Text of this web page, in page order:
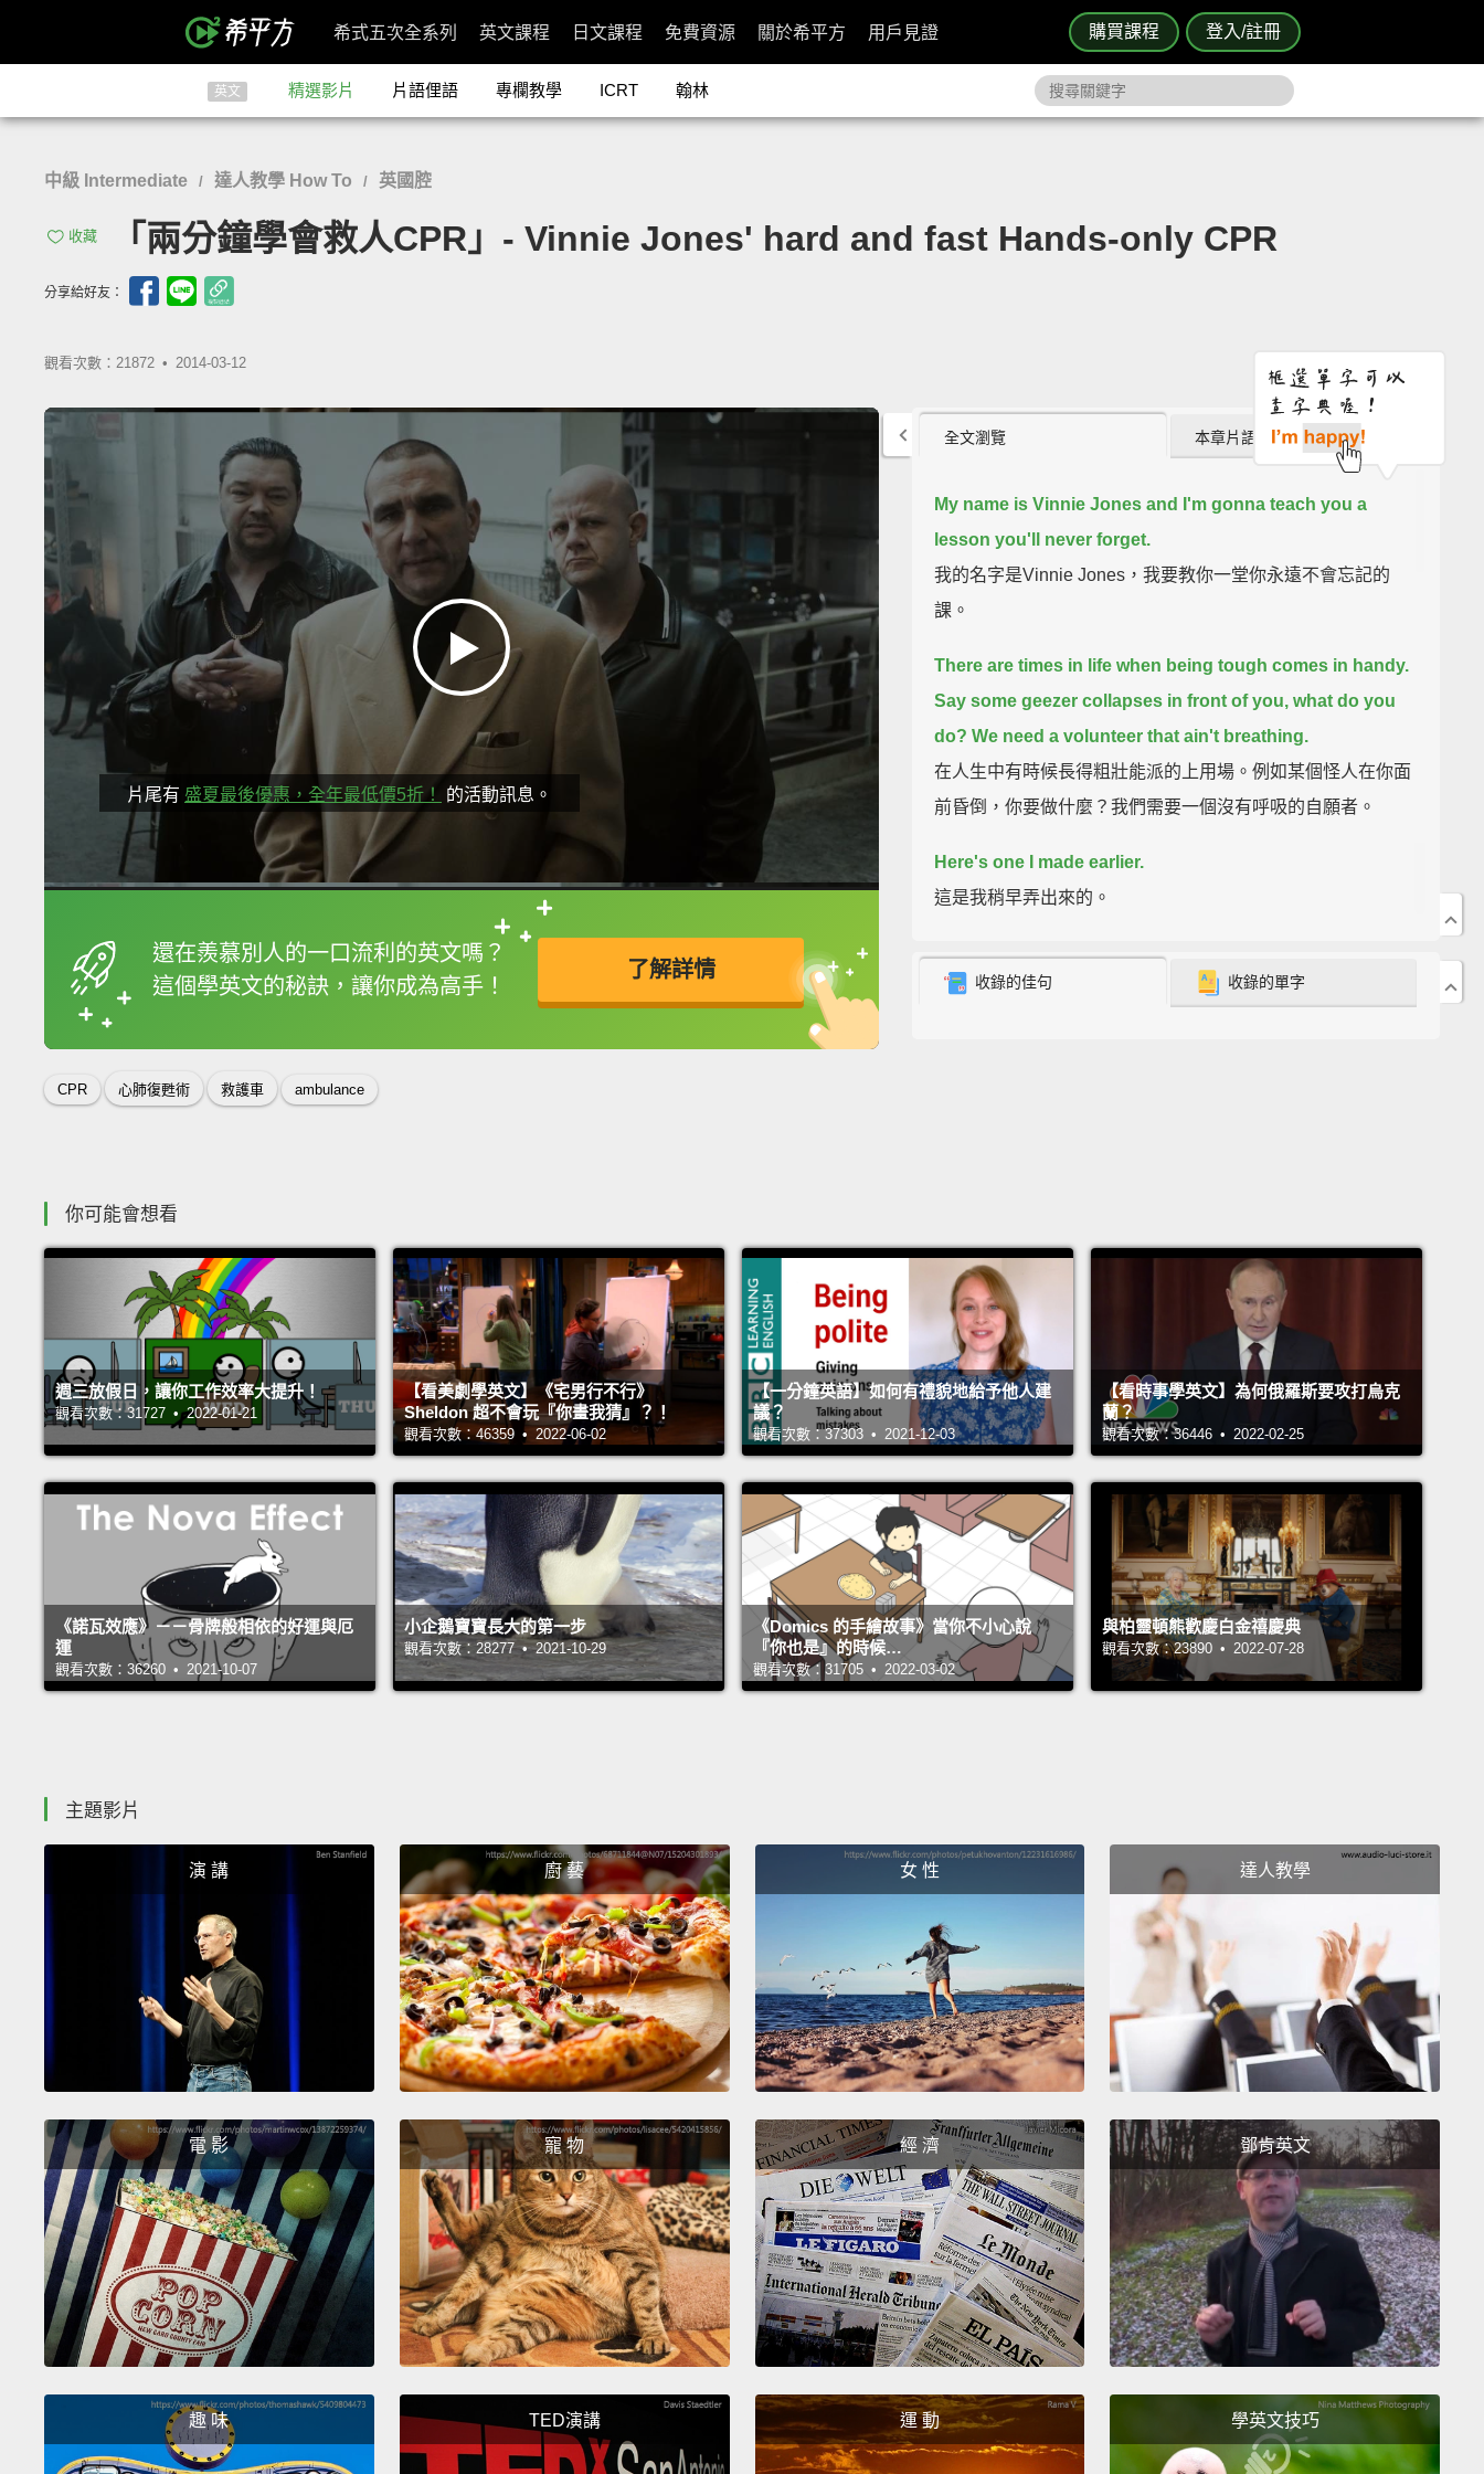
購買課程 登入/註冊
希式五次全系列 英文課程 日文課程 免費資源 關於希平方 用戶見證
英文 精選影片 片語俚語 專欄教學 ICRT 翰林
中級 Intermediate / 達人教學 How To / 英國腔
收藏 「兩分鐘學會救人CPR」- Vinnie Jones' hard and fast Hands-only CPR
分享給好友：
觀看次數：21872 • 2014-03-12
片尾有 盛夏最後優惠，全年最低價5折！ 的活動訊息。
還在羨慕別人的一口流利的英文嗎？
這個學英文的秘訣，讓你成為高手！
了解詳情
框選或點兩下字幕可以直接查字典喔！
英
CPR 心肺復甦術 救護車 ambulance
全文瀏覽 本章片語 (3)
My name is Vinnie Jones and I'm gonna teach you a
lesson you'll never forget.
我的名字是Vinnie Jones，我要教你一堂你永遠不會忘記的
課。
There are times in life when being tough comes in handy.
Say some geezer collapses in front of you, what do you
do? We need a volunteer that ain't breathing.
在人生中有時候長得粗壯能派的上用場。例如某個怪人在你面
前昏倒，你要做什麼？我們需要一個沒有呼吸的自願者。
Here's one I made earlier.
這是我稍早弄出來的。
First thing you do is you check him over.
responsive or ain't breathing, or he's making noises like
動作快點。
First, call 999.
Then you do hands-only CPR, and no
kissing. You only kiss your missus on the lips.
首先，打999。然後你做只用手的心肺復甦術，不要嘴對嘴。
你只親你老婆的嘴唇。
push down right on the sovereign. Push down five or six
centimeters. That's about two inches in old money.
Push
hard and fast about two times a second like to the beat of
Staying Alive.
看著。將你的手指扣在一起，指節向上。然後正對著金幣吊飾
處向下壓。往下壓五或六公分。那是大約舊制的兩英吋。用
kicking the bucket!
擔心你會傷到他嗎？壓斷肋骨總比他翹辮子好!
Keep this up until the ambulance arrives.
持續做這個直到救護車來。
So don't forget: check him over, call 999, push hard and
fast to Staying Alive.
It works. Hands-only CPR—it ain't as
hard as it looks.
所以別忘了：仔細查看他、撥打999、用力、快速地隨著
〈Staying Alive〉壓。它很有效。只用手的心肺復甦術－－它
沒看起來的那麼難。
If you want to come in handy in an emergency, why not
sign up for one of our HeartStart courses.
如果你想要在緊急事件中派上用場，為何不來報名我們
HeartStart課程的其中一堂。
收錄的佳句 收錄的單字
你可能會想看
週三放假日，讓你工作效率大提升！
觀看次數：31727 • 2022-01-21
【看美劇學英文】《宅男行不行》
Sheldon 超不會玩『你畫我猜』？！
觀看次數：46359 • 2022-06-02
【一分鐘英語】如何有禮貌地給予他人建
議？
觀看次數：37303 • 2021-12-03
【看時事學英文】為何俄羅斯要攻打烏克
蘭？
觀看次數：36446 • 2022-02-25
《諾瓦效應》－－骨牌般相依的好運與厄
運
觀看次數：36260 • 2021-10-07
小企鵝寶寶長大的第一步
觀看次數：28277 • 2021-10-29
《Domics 的手繪故事》當你不小心說
『你也是』的時候…
觀看次數：31705 • 2022-03-02
與柏靈頓熊歡慶白金禧慶典
觀看次數：23890 • 2022-07-28
主題影片
演 講 廚 藝 女 性 達人教學
電 影 寵 物 經 濟 鄧肯英文
趣 味 TED演講 運 動 學英文技巧